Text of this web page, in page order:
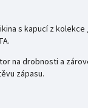
s kapucí z
na drobnosti a
zápasu.